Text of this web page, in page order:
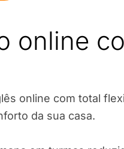
online
online com total
da sua casa.